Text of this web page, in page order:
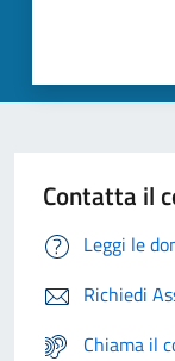
Contatta il
Leggi le
Richiedi
Chiama il